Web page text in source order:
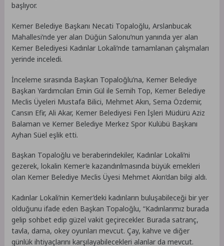
başlıyor.
Kemer Belediye Başkanı Necati Topaloğlu, Arslanbucak
Mahallesi’nde yer alan Düğün Salonu’nun yanında yer alan
Kemer Belediyesi Kadınlar Lokali’nde tamamlanan çalışmaları
yerinde inceledi.
İnceleme sırasında Başkan Topaloğlu’na, Kemer Belediye
Başkan Yardımcıları Emin Gül ile Semih Top, Kemer Belediye
Meclis Üyeleri Mustafa Bilici, Mehmet Akın, Sema Özdemir,
Cansın Efir, Ali Akar, Kemer Belediyesi Fen İşleri Müdürü Aziz
Balaman ve Kemer Belediye Merkez Spor Kulübü Başkanı
Ayhan Süel eşlik etti.
Başkan Topaloğlu ve beraberindekiler, Kadınlar Lokali’ni
gezerek, lokalin Kemer’e kazandırılmasında büyük emekleri
olan Kemer Belediye Meclis Üyesi Mehmet Akın’dan bilgi aldı.
Kadınlar Lokali’nin Kemer’deki kadınların buluşabileceği bir yer
olduğunu ifade eden Başkan Topaloğlu, “Kadınlarımız burada
gelip sohbet edip güzel vakit geçirecekler. Burada satranç,
tavla, dama, okey oyunları mevcut. Çay, kahve ve diğer
günlük ihtiyaçlarını karşılayabilecekleri alanlar da mevcut.